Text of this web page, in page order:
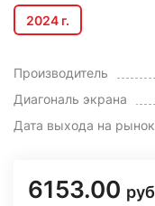
2024 г.
Производитель
Диагональ экрана
Дата выхода на рынок
6153.00 руб